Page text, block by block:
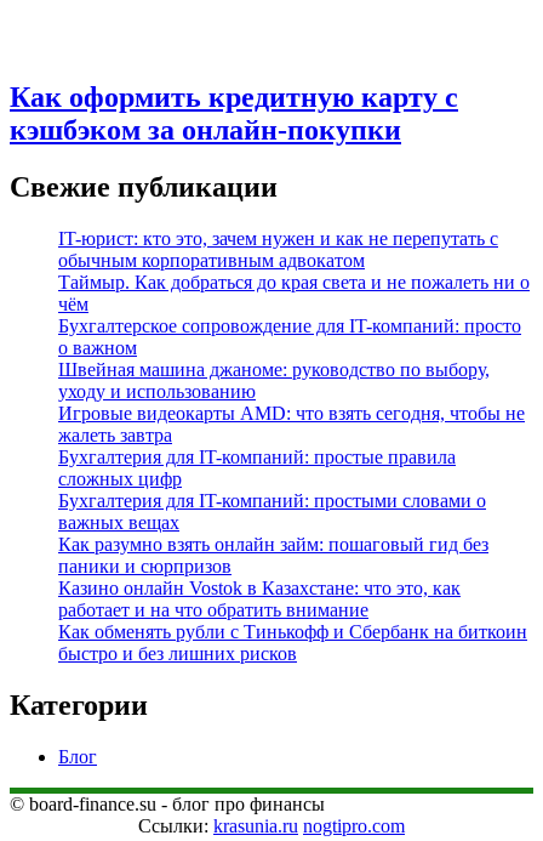
Как оформить кредитную карту с
кэшбэком за онлайн-покупки
Свежие публикации
IT-юрист: кто это, зачем нужен и как не перепутать с
обычным корпоративным адвокатом
Таймыр. Как добраться до края света и не пожалеть ни о
чём
Бухгалтерское сопровождение для IT-компаний: просто
о важном
Швейная машина джаноме: руководство по выбору,
уходу и использованию
Игровые видеокарты AMD: что взять сегодня, чтобы не
жалеть завтра
Бухгалтерия для IT-компаний: простые правила
сложных цифр
Бухгалтерия для IT-компаний: простыми словами о
важных вещах
Как разумно взять онлайн займ: пошаговый гид без
паники и сюрпризов
Казино онлайн Vostok в Казахстане: что это, как
работает и на что обратить внимание
Как обменять рубли с Тинькофф и Сбербанк на биткоин
быстро и без лишних рисков
Категории
Блог
© board-finance.su - блог про финансы
Ссылки: krasunia.ru nogtipro.com